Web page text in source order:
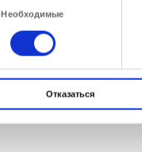
Необходимые
Отказаться